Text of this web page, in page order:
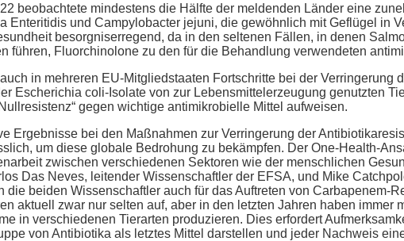
beobachtete mindestens die Hälfte der meldenden Länder eine
Enteritidis und Campylobacter jejuni, die gewöhnlich mit Geflügel in
besorgniserregend, da in den seltenen Fällen, in denen
führen, Fluorchinolone zu den für die Behandlung verwendeten
in mehreren EU-Mitgliedstaaten Fortschritte bei der Verringerung
Escherichia coli-Isolate von zur Lebensmittelerzeugung genutzten
gegen wichtige antimikrobielle Mittel aufweisen.
Ergebnisse bei den Maßnahmen zur Verringerung der
um diese globale Bedrohung zu bekämpfen. Der One-Health-
zwischen verschiedenen Sektoren wie der menschlichen
Das Neves, leitender Wissenschaftler der EFSA, und Mike
die beiden Wissenschaftler auch für das Auftreten von Carbapenem-
aktuell zwar nur selten auf, aber in den letzten Jahren haben immer
in verschiedenen Tierarten produzieren. Dies erfordert
von Antibiotika als letztes Mittel darstellen und jeder Nachweis